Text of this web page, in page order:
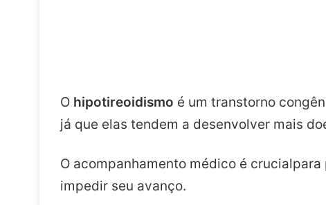
O hipotireoidismo é um transtorno
já que elas tendem a desenvolver mais
O acompanhamento médico é
impedir seu avanço.